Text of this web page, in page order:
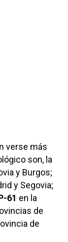
verse más
son, la
y Burgos;
y Segovia;
61 en la
de
de